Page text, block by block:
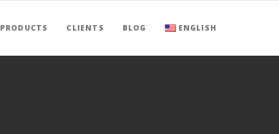
PRODUCTS CLIENTS BLOG ENGLISH